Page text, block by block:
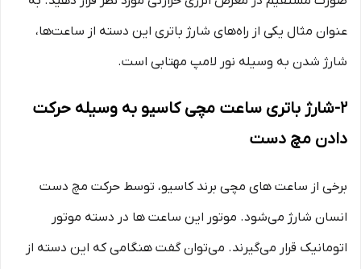
عنوان مثال یکی از راه‌های شارژ باتری این دسته از ساعت‌ها،
شارژ شدن به وسیله نور لامپ مهتابی است.
2-شارژ باتری ساعت مچی کاسیو به وسیله حرکت
دادن مچ دست
برخی از ساعت‌‌ های مچی برند کاسیو، توسط حرکت مچ دست
انسان شارژ می‌شود. موتور این ساعت‌ ها در دسته موتور
اتومانیک قرار می‌گیرند. می‌توان گفت هنگامی که این دسته از